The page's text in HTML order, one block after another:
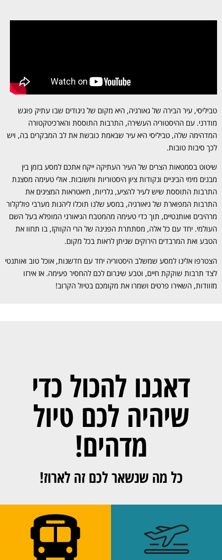
טביליסי, עיר הבירה של גאורגיה, היא מקום של ניגודים שבו עתיק פוגש
מודרני. עם ההיסטוריה העשירה, התרבות התוססת והארכיטקטורה
המדהימה שלה, טביליסי היא עיר שבאמת כובשת את לב המבקרים בה, ויש
לכך סיבות טובות.
שיטוט בסמטאות הצרים של העיר העתיקה ייקח אתכם למסע בזמן בין
מבנים מימי הביניים ונקודות ציון היסטוריות וחשובות. אולי טעימה מסצנת
התרבות התוססת שיש לעיר להציע, גלריות, תיאטראות המציגים את
התרבות המפוארת של גיאורגיה, במסע שלנו תוכלו ליהנות מערבי פולקלור
מרהיבים ואותנטיים, תוך כדי טעימה מהמטבח הגיאורגי המופלא בעל השם
העולמי. יחד עם כל אלה, מסתתרת הפנינה של הרי הקווקז, בו תחוו את
הטבע ואת המרבדים הירוקים שניתן לראות בכל מקום.
הצטרפו אלינו למסע שמשלב היסטוריה יחד עם חדשנות, אוכל טוב ואותנטי
לצד תרבות שוקקת חיים, וטבע שיגרום לכם להחסיר פעימה. אז אירזו
מזוודות, השאירו פרטים ושמרו את מקומכם בטיול הקרוב!
דאגנו להכול כדי
שיהיה לכם טיול
מדהים!
כל מה שנשאר לכם זה לארוז!